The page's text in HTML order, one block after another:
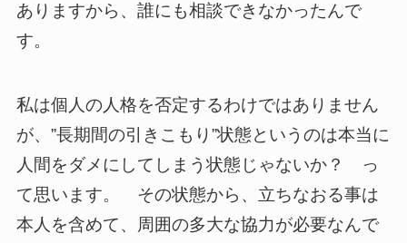
ありますから、誰にも相談できなかったんで
す。
私は個人の人格を否定するわけではありません
が、”長期間の引きこもり”状態というのは本当に
人間をダメにしてしまう状態じゃないか？ っ
て思います。 その状態から、立ちなおる事は
本人を含めて、周囲の多大な協力が必要なんで